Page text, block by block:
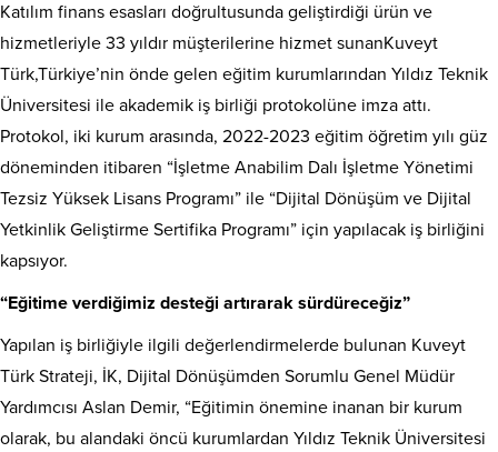
Katılım finans esasları doğrultusunda geliştirdiği ürün ve
hizmetleriyle 33 yıldır müşterilerine hizmet sunanKuveyt
Türk,Türkiye’nin önde gelen eğitim kurumlarından Yıldız Teknik
Üniversitesi ile akademik iş birliği protokolüne imza attı.
Protokol, iki kurum arasında, 2022-2023 eğitim öğretim yılı güz
döneminden itibaren “İşletme Anabilim Dalı İşletme Yönetimi
Tezsiz Yüksek Lisans Programı” ile “Dijital Dönüşüm ve Dijital
Yetkinlik Geliştirme Sertifika Programı” için yapılacak iş birliğini
kapsıyor.
“Eğitime verdiğimiz desteği artırarak sürdüreceğiz”
Yapılan iş birliğiyle ilgili değerlendirmelerde bulunan Kuveyt
Türk Strateji, İK, Dijital Dönüşümden Sorumlu Genel Müdür
Yardımcısı Aslan Demir, “Eğitimin önemine inanan bir kurum
olarak, bu alandaki öncü kurumlardan Yıldız Teknik Üniversitesi